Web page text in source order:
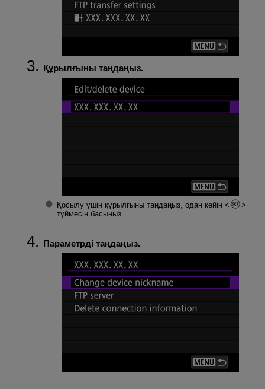
Құрылғыны таңдаңыз.
Қосылу үшін құрылғыны таңдаңыз, одан кейін
түймесін басыңыз.
Параметрді таңдаңыз.